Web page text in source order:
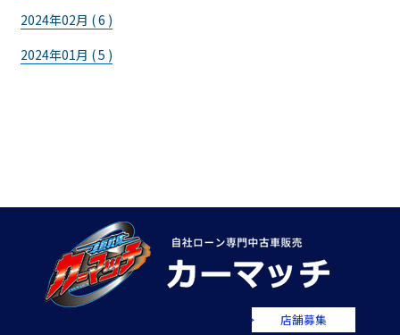
2024年02月 ( 6 )
2024年01月 ( 5 )
店舗募集